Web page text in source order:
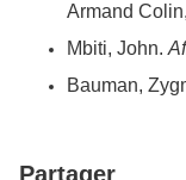
Armand
Mbiti, John.
Bauman,
Partager